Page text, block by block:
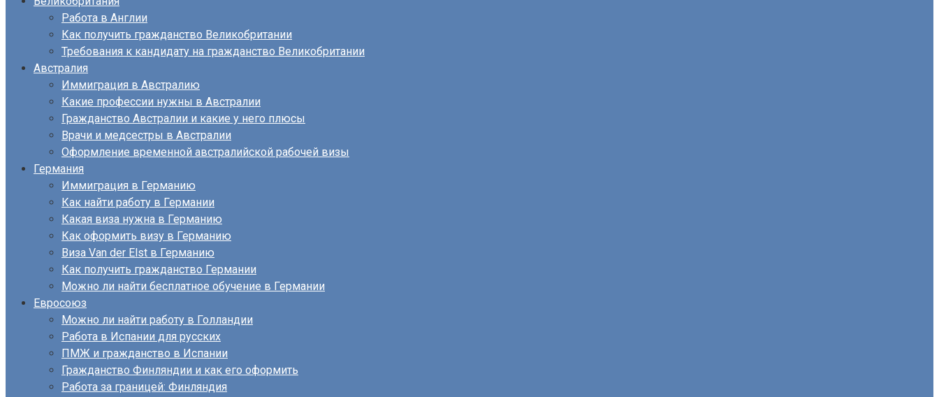
Работа в Англии
Как получить гражданство Великобритании
Требования к кандидату на гражданство Великобритании
Австралия
Иммиграция в Австралию
Какие профессии нужны в Австралии
Гражданство Австралии и какие у него плюсы
Врачи и медсестры в Австралии
Оформление временной австралийской рабочей визы
Германия
Иммиграция в Германию
Как найти работу в Германии
Какая виза нужна в Германию
Как оформить визу в Германию
Виза Van der Elst в Германию
Как получить гражданство Германии
Можно ли найти бесплатное обучение в Германии
Евросоюз
Можно ли найти работу в Голландии
Работа в Испании для русских
ПМЖ и гражданство в Испании
Гражданство Финляндии и как его оформить
Работа за границей: Финляндия